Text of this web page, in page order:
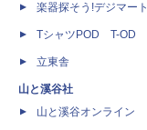
楽器探そう!デジマート
TシャツPOD T-OD
立東舎
山と溪谷社
山と溪谷オンライン